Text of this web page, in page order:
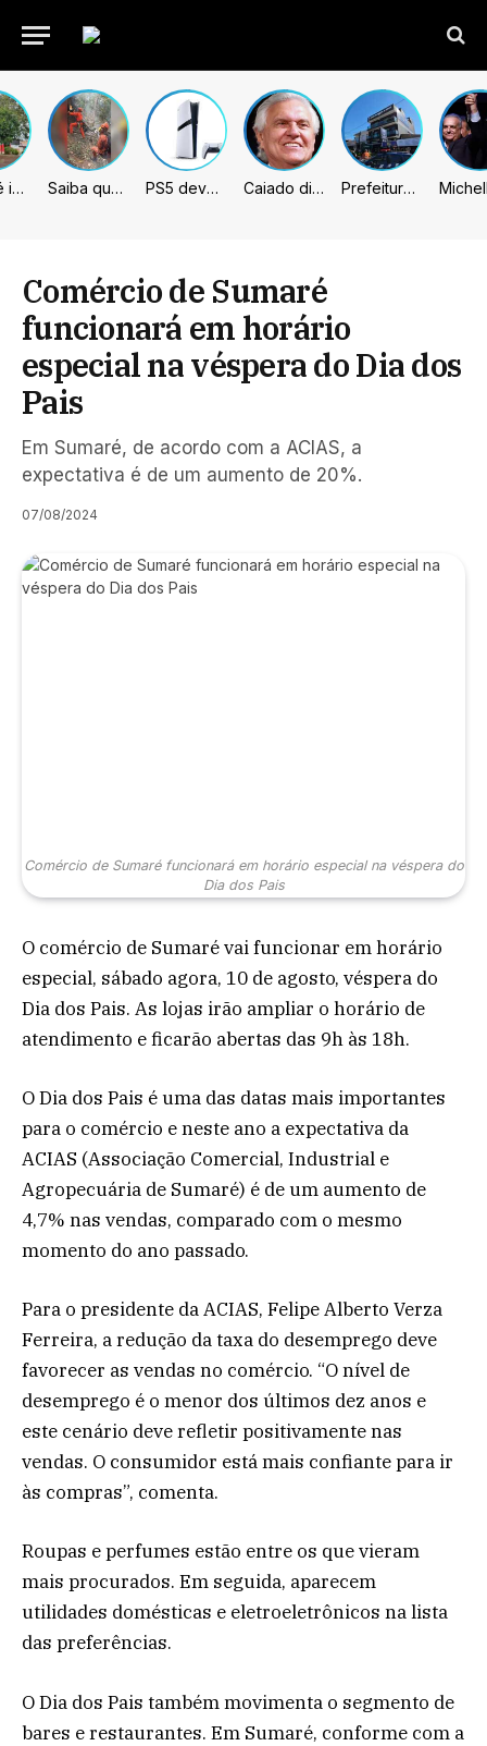
Sumaré inicia retirada de murtas para combater doença que ameaça a citricultura Saiba quem são as 4 vítimas de queda de helicóptero no Rio de Janeiro PS5 deve receber melhorias no PSSR com nova atualização de sistema Caiado diz que “governa” com emendas e julga facções terroristas Prefeitura de Sumaré inaugura nova subsede da GCM na Área Cura
Comércio de Sumaré
funcionará em horário
especial na véspera do Dia dos
Pais
Em Sumaré, de acordo com a ACIAS, a
expectativa é de um aumento de 20%.
07/08/2024
Comércio de Sumaré funcionará em horário especial na véspera do
Dia dos Pais
O comércio de Sumaré vai funcionar em horário
especial, sábado agora, 10 de agosto, véspera do
Dia dos Pais. As lojas irão ampliar o horário de
atendimento e ficarão abertas das 9h às 18h.
O Dia dos Pais é uma das datas mais importantes
para o comércio e neste ano a expectativa da
ACIAS (Associação Comercial, Industrial e
Agropecuária de Sumaré) é de um aumento de
4,7% nas vendas, comparado com o mesmo
momento do ano passado.
Para o presidente da ACIAS, Felipe Alberto Verza
Ferreira, a redução da taxa do desemprego deve
favorecer as vendas no comércio. “O nível de
desemprego é o menor dos últimos dez anos e
este cenário deve refletir positivamente nas
vendas. O consumidor está mais confiante para ir
às compras”, comenta.
Roupas e perfumes estão entre os que vieram
mais procurados. Em seguida, aparecem
utilidades domésticas e eletroeletrônicos na lista
das preferências.
O Dia dos Pais também movimenta o segmento de
bares e restaurantes. Em Sumaré, conforme com a